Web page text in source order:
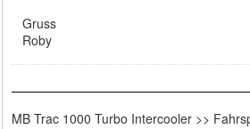
Gruss
Roby
MB Trac 1000 Turbo Intercooler >>